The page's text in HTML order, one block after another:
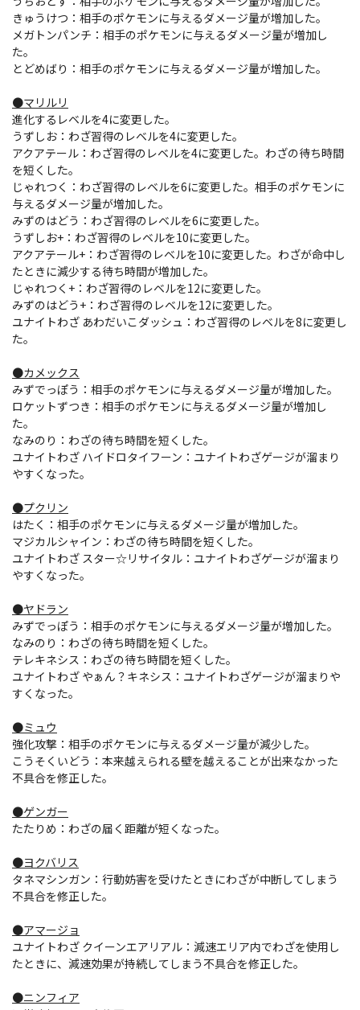
きゅうけつ：相手のポケモンに与えるダメージ量が増加した。
メガトンパンチ：相手のポケモンに与えるダメージ量が増加し
た。
とどめばり：相手のポケモンに与えるダメージ量が増加した。
●マリルリ
進化するレベルを4に変更した。
うずしお：わざ習得のレベルを4に変更した。
アクアテール：わざ習得のレベルを4に変更した。わざの待ち時間
を短くした。
じゃれつく：わざ習得のレベルを6に変更した。相手のポケモンに
与えるダメージ量が増加した。
みずのはどう：わざ習得のレベルを6に変更した。
うずしお+：わざ習得のレベルを10に変更した。
アクアテール+：わざ習得のレベルを10に変更した。わざが命中し
たときに減少する待ち時間が増加した。
じゃれつく+：わざ習得のレベルを12に変更した。
みずのはどう+：わざ習得のレベルを12に変更した。
ユナイトわざ あわだいこダッシュ：わざ習得のレベルを8に変更し
た。
●カメックス
みずでっぽう：相手のポケモンに与えるダメージ量が増加した。
ロケットずつき：相手のポケモンに与えるダメージ量が増加し
た。
なみのり：わざの待ち時間を短くした。
ユナイトわざ ハイドロタイフーン：ユナイトわざゲージが溜まり
やすくなった。
●プクリン
はたく：相手のポケモンに与えるダメージ量が増加した。
マジカルシャイン：わざの待ち時間を短くした。
ユナイトわざ スター☆リサイタル：ユナイトわざゲージが溜まり
やすくなった。
●ヤドラン
みずでっぽう：相手のポケモンに与えるダメージ量が増加した。
なみのり：わざの待ち時間を短くした。
テレキネシス：わざの待ち時間を短くした。
ユナイトわざ やぁん？キネシス：ユナイトわざゲージが溜まりや
すくなった。
●ミュウ
強化攻撃：相手のポケモンに与えるダメージ量が減少した。
こうそくいどう：本来越えられる壁を越えることが出来なかった
不具合を修正した。
●ゲンガー
たたりめ：わざの届く距離が短くなった。
●ヨクバリス
タネマシンガン：行動妨害を受けたときにわざが中断してしまう
不具合を修正した。
●アマージョ
ユナイトわざ クイーンエアリアル：減速エリア内でわざを使用し
たときに、減速効果が持続してしまう不具合を修正した。
●ニンフィア